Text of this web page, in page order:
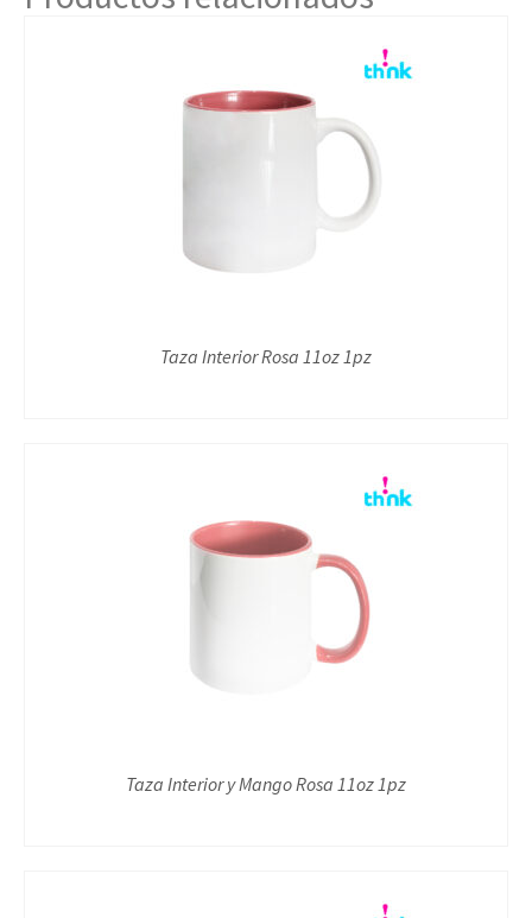
Taza Interior Rosa 11oz 1pz
Taza Interior y Mango Rosa 11oz 1pz